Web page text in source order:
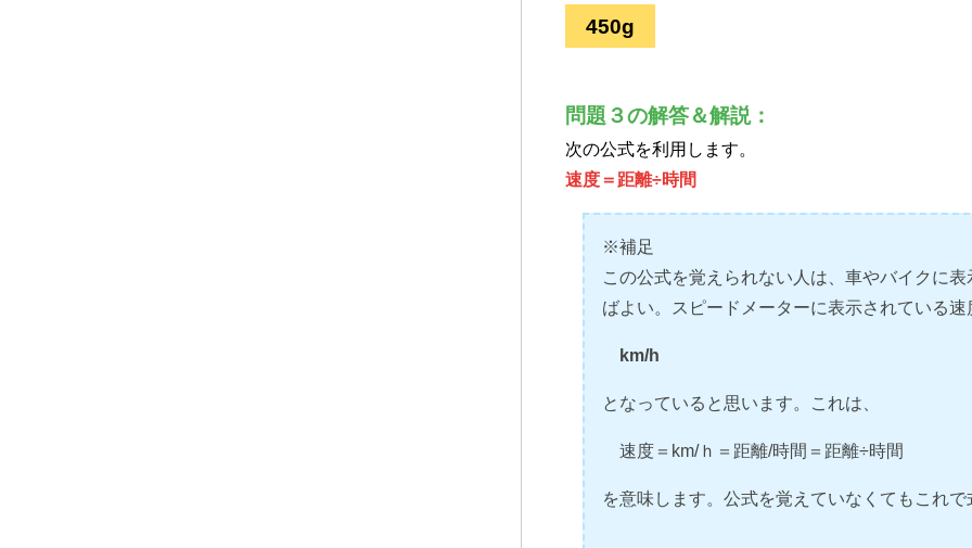
450g
問題３の解答＆解説：
次の公式を利用します。
速度＝距離÷時間
※補足
この公式を覚えられない人は、車やバイクに
ばよい。スピードメーターに表示されている速
km/h
となっていると思います。これは、
速度＝km/ｈ＝距離/時間＝距離÷時間
を意味します。公式を覚えていなくてもこれで